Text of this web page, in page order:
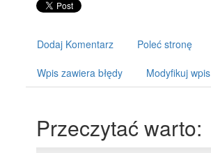
Dodaj Komentarz Poleć stronę
Wpis zawiera błędy Modyfikuj wpis
Przeczytać warto: